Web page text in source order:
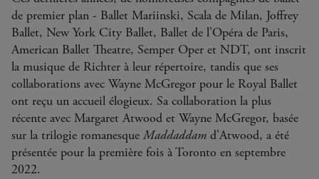
de premier plan - Ballet Mariinski, Scala de Milan, Joffrey
Ballet, New York City Ballet, Ballet de l'Opéra de Paris,
American Ballet Theatre, Semper Oper et NDT, ont inscrit
la musique de Richter à leur répertoire, tandis que ses
collaborations avec Wayne McGregor pour le Royal Ballet
ont reçu un accueil élogieux. Sa collaboration la plus
récente avec Margaret Atwood et Wayne McGregor, basée
sur la trilogie romanesque Maddaddam d'Atwood, a été
présentée pour la première fois à Toronto en septembre
2022.
de premier plan - Ballet Mariinski, Scala de Milan, Joffrey
Ballet, New York City Ballet, Ballet de l'Opéra de Paris,
American Ballet Theatre, Semper Oper et NDT, ont inscrit
la musique de Richter à leur répertoire, tandis que ses
collaborations avec Wayne McGregor pour le Royal Ballet
ont reçu un accueil élogieux. Sa collaboration la plus
récente avec Margaret Atwood et Wayne McGregor, basée
sur la trilogie romanesque Maddaddam d'Atwood, a été
présentée pour la première fois à Toronto en septembre
2022.